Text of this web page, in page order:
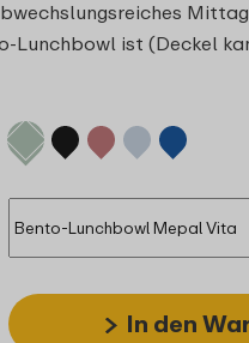
Lunchbowl ist (Deckel
In den